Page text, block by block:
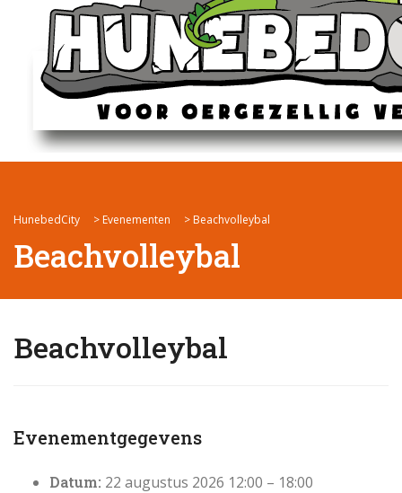
HunebedCity > Evenementen > Beachvolleybal
Beachvolleybal
Beachvolleybal
Evenementgegevens
Datum: 22 augustus 2026 12:00 – 18:00